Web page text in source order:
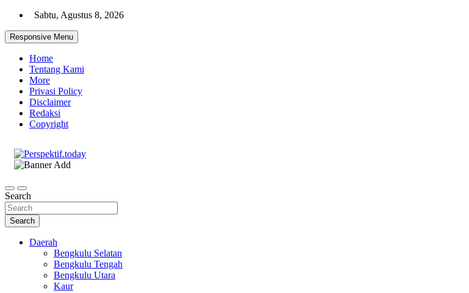
Skip
content
Sabtu, Agustus 8, 2026
Responsive Menu
Home
Tentang Kami
More
Privasi Policy
Disclaimer
Redaksi
Copyright
Search
Search
Daerah
Bengkulu Selatan
Bengkulu Tengah
Bengkulu Utara
Kaur